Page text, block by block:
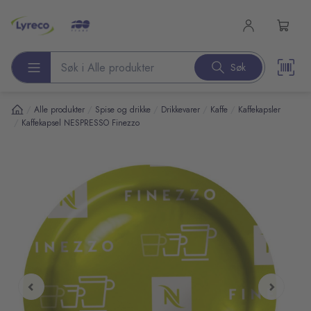
Søk etter produkter Søk
Alle produkter Spise og drikke Drikkevarer Kaffe Kaffekapsler
Kaffekapsel NESPRESSO Finezzo